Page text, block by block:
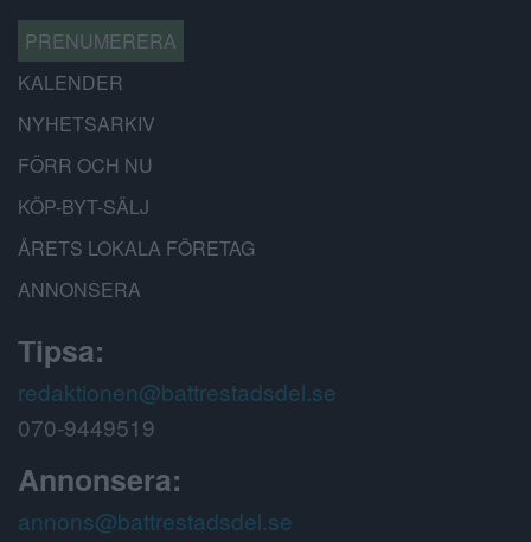
PRENUMERERA
KALENDER
NYHETSARKIV
FÖRR OCH NU
KÖP-BYT-SÄLJ
ÅRETS LOKALA FÖRETAG
ANNONSERA
Tipsa:
redaktionen@battrestadsdel.se
070-9449519
Annonsera:
annons@battrestadsdel.se